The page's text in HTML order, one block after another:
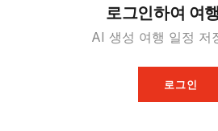
로그인하여 여
AI 생성 여행 일정 저
로그인